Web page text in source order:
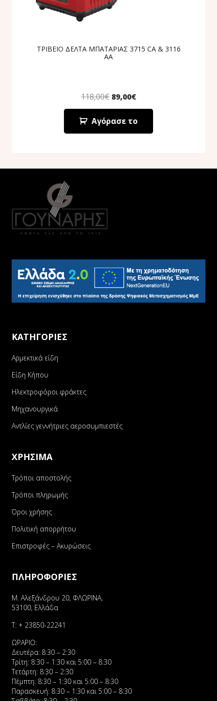
ΤΡΙΒΕΙΟ ΔΕΛΤΑ ΜΠΑΤΑΡΙΑΣ 3715 CA & 3116
AA
118,00€ 89,00€
Αγόρασε το
ΚΑΤΗΓΟΡΙΕΣ
Αρμεκτικά είδη
Είδη Κήπου
Ηλεκτροφόροι φράκτες
Μηχανουργικά
Αντλίες γεννήτριες αεροσυμπιεστές
ΧΡΗΣΙΜΑ
Τρόποι αποστολής
Τρόποι πληρωμής
Όροι χρήσης
Πολιτική απορρήτου
Επιστροφές – Ακυρώσεις
ΠΛΗΡΟΦΟΡΙΕΣ
Μ. Αλεξάνδρου 20, ΦΛΩΡΙΝΑ,
53100, Ελλάδα
Τ: + 23850-22241
ΩΡΑΡΙΟ:
Δευτέρα: 8:30 – 2:30
Τρίτη: 8:30 – 1:30 και 5:00 – 8:30
Τετάρτη: 8:30 – 2:30
Πέμπτη: 8:30 – 1:30 και 5:00 – 8:30
Παρασκευή: 8:30 – 1:30 και 5:00 – 8:30